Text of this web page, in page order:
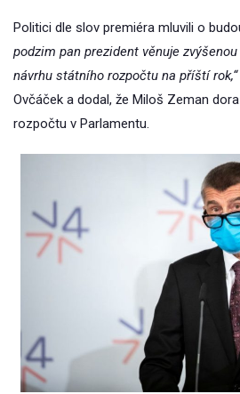
Politici dle slov premiéra mluvili o
podzim pan prezident věnuje
návrhu státního rozpočtu na příští rok,“
Ovčáček a dodal, že Miloš Zeman
rozpočtu v Parlamentu.